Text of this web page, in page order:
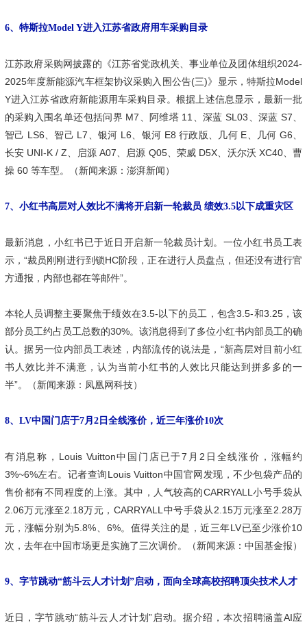
6、特斯拉Model Y进入江苏省政府用车采购目录
江苏政府采购网披露的《江苏省党政机关、事业单位及团体组织2024-
2025年度新能源汽车框架协议采购入围公告(三)》显示，特斯拉Model
Y进入江苏省政府新能源用车采购目录。根据上述信息显示，最新一批
的采购入围名单还包括问界 M7、阿维塔 11、深蓝 SL03、深蓝 S7、
智己 LS6、智己 L7、银河 L6、银河 E8 行政版、几何 E、几何 G6、
长安 UNI-K / Z、启源 A07、启源 Q05、荣威 D5X、沃尔沃 XC40、曹
操 60 等车型。（新闻来源：澎湃新闻）
7、小红书高层对人效比不满将开启新一轮裁员 绩效3.5以下成重灾区
最新消息，小红书已于近日开启新一轮裁员计划。一位小红书员工表
示，“裁员刚刚进行到锁HC阶段，正在进行人员盘点，但还没有进行官
方通报，内部也都在等邮件”。
本轮人员调整主要聚焦于绩效在3.5-以下的员工，包含3.5-和3.25，该
部分员工约占员工总数的30%。该消息得到了多位小红书内部员工的确
认。据另一位内部员工表述，内部流传的说法是，“新高层对目前小红
书人效比并不满意，认为当前小红书的人效比只能达到拼多多的一
半”。（新闻来源：凤凰网科技）
8、LV中国门店于7月2日全线涨价，近三年涨价10次
有消息称，Louis Vuitton中国门店已于7月2日全线涨价，涨幅约
3%~6%左右。记者查询Louis Vuitton中国官网发现，不少包袋产品的
售价都有不同程度的上涨。其中，人气较高的CARRYALL小号手袋从
2.06万元涨至2.18万元，CARRYALL中号手袋从2.15万元涨至2.28万
元，涨幅分别为5.8%、6%。值得关注的是，近三年LV已至少涨价10
次，去年在中国市场更是实施了三次调价。（新闻来源：中国基金报）
9、字节跳动“筋斗云人才计划”启动，面向全球高校招聘顶尖技术人才
近日，字节跳动“筋斗云人才计划”启动。据介绍，本次招聘涵盖AI应